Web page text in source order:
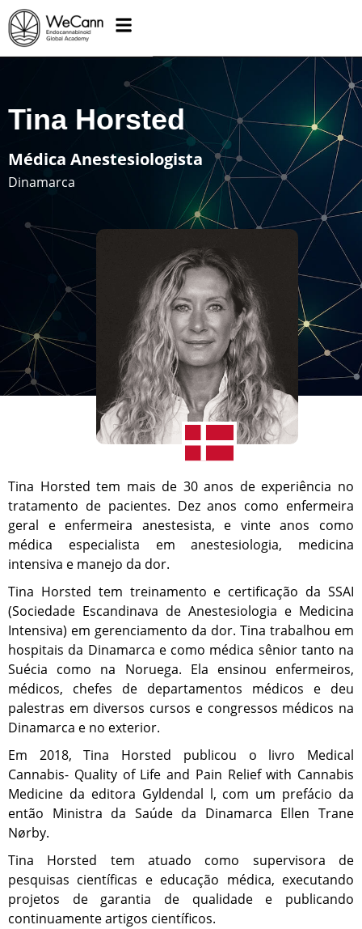
Tina Horsted
Médica Anestesiologista
Dinamarca
Tina Horsted tem mais de 30 anos de experiência no
tratamento de pacientes. Dez anos como enfermeira
geral e enfermeira anestesista, e vinte anos como
médica especialista em anestesiologia, medicina
intensiva e manejo da dor.
Tina Horsted tem treinamento e certificação da SSAI
(Sociedade Escandinava de Anestesiologia e Medicina
Intensiva) em gerenciamento da dor. Tina trabalhou em
hospitais da Dinamarca e como médica sênior tanto na
Suécia como na Noruega. Ela ensinou enfermeiros,
médicos, chefes de departamentos médicos e deu
palestras em diversos cursos e congressos médicos na
Dinamarca e no exterior.
Em 2018, Tina Horsted publicou o livro Medical
Cannabis- Quality of Life and Pain Relief with Cannabis
Medicine da editora Gyldendal l, com um prefácio da
então Ministra da Saúde da Dinamarca Ellen Trane
Nørby.
Tina Horsted tem atuado como supervisora de
pesquisas científicas e educação médica, executando
projetos de garantia de qualidade e publicando
continuamente artigos científicos.